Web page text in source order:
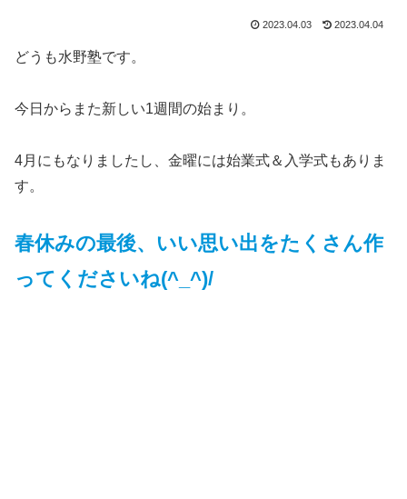
2023.04.03 2023.04.04
どうも水野塾です。
今日からまた新しい1週間の始まり。
4月にもなりましたし、金曜には始業式＆入学式もありま
す。
春休みの最後、いい思い出をたくさん作
ってくださいね(^_^)/